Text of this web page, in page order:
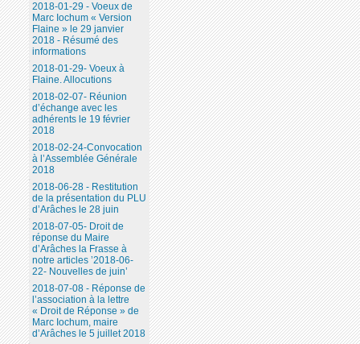
2018-01-29 - Voeux de
Marc Iochum « Version
Flaine » le 29 janvier
2018 - Résumé des
informations
2018-01-29- Voeux à
Flaine. Allocutions
2018-02-07- Réunion
d’échange avec les
adhérents le 19 février
2018
2018-02-24-Convocation
à l’Assemblée Générale
2018
2018-06-28 - Restitution
de la présentation du PLU
d’Arâches le 28 juin
2018-07-05- Droit de
réponse du Maire
d’Arâches la Frasse à
notre articles ’2018-06-
22- Nouvelles de juin’
2018-07-08 - Réponse de
l’association à la lettre
« Droit de Réponse » de
Marc Iochum, maire
d’Arâches le 5 juillet 2018